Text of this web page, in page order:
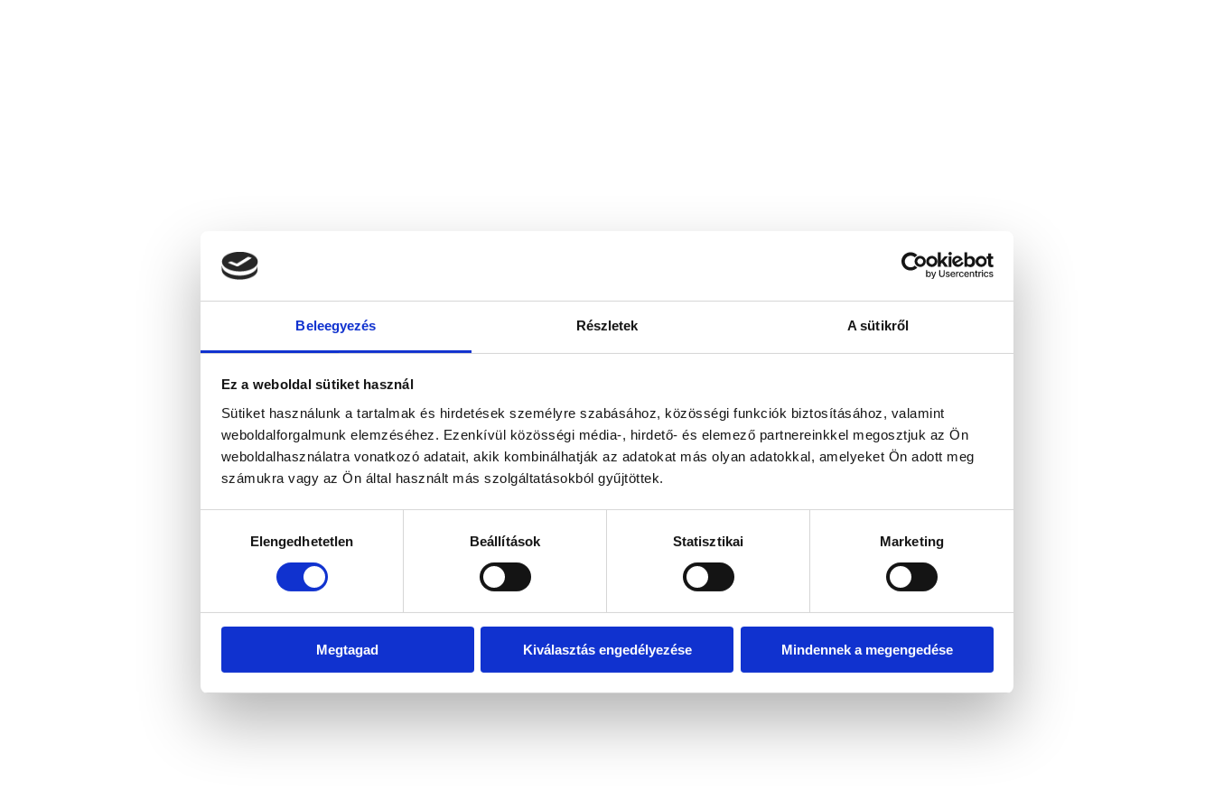
Beleegyezés Részletek A sütikről
Ez a weboldal sütiket használ
Sütiket használunk a tartalmak és hirdetések személyre szabásához, közösségi funkciók biztosításához, valamint
weboldalforgalmunk elemzéséhez. Ezenkívül közösségi média-, hirdető- és elemező partnereinkkel megosztjuk az Ön
weboldalhasználatra vonatkozó adatait, akik kombinálhatják az adatokat más olyan adatokkal, amelyeket Ön adott meg
számukra vagy az Ön által használt más szolgáltatásokból gyűjtöttek.
kiválasztásaElengedhetetlen Beállítások Statisztikai Marketing
Megtagad Kiválasztás engedélyezése Mindennek a megengedése
Application error: a client-side exception has occurred while loadingwww.bicapp.hu (see the browser console for more information)